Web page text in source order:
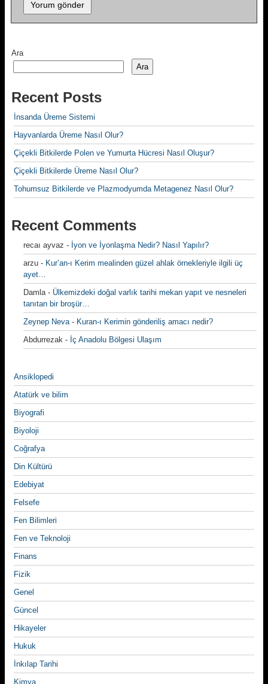
Ara
Ara
Recent Posts
İnsanda Üreme Sistemi
Hayvanlarda Üreme Nasıl Olur?
Çiçekli Bitkilerde Polen ve Yumurta Hücresi Nasıl Oluşur?
Çiçekli Bitkilerde Üreme Nasıl Olur?
Tohumsuz Bitkilerde ve Plazmodyumda Metagenez Nasıl Olur?
Recent Comments
recaı ayvaz - İyon ve İyonlaşma Nedir? Nasıl Yapılır?
arzu - Kur’an-ı Kerim mealinden güzel ahlak örnekleriyle ilgili üç
ayet…
Damla- Ülkemizdeki doğal varlık tarihi mekan yapıt ve nesneleri
tanıtan bir broşür…
Zeynep Neva- Kuran-ı Kerimin gönderiliş amacı nedir?
Abdurrezak - İç Anadolu Bölgesi Ulaşım
Ansiklopedi
Atatürk ve bilim
Biyografi
Biyoloji
Coğrafya
Din Kültürü
Edebiyat
Felsefe
Fen Bilimleri
Fen ve Teknoloji
Finans
Fizik
Genel
Güncel
Hikayeler
Hukuk
İnkılap Tarihi
Kimya